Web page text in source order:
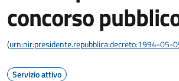
concorso
(urn:nir:presidente.repubblica:decreto:1994-05-
Servizio attivo